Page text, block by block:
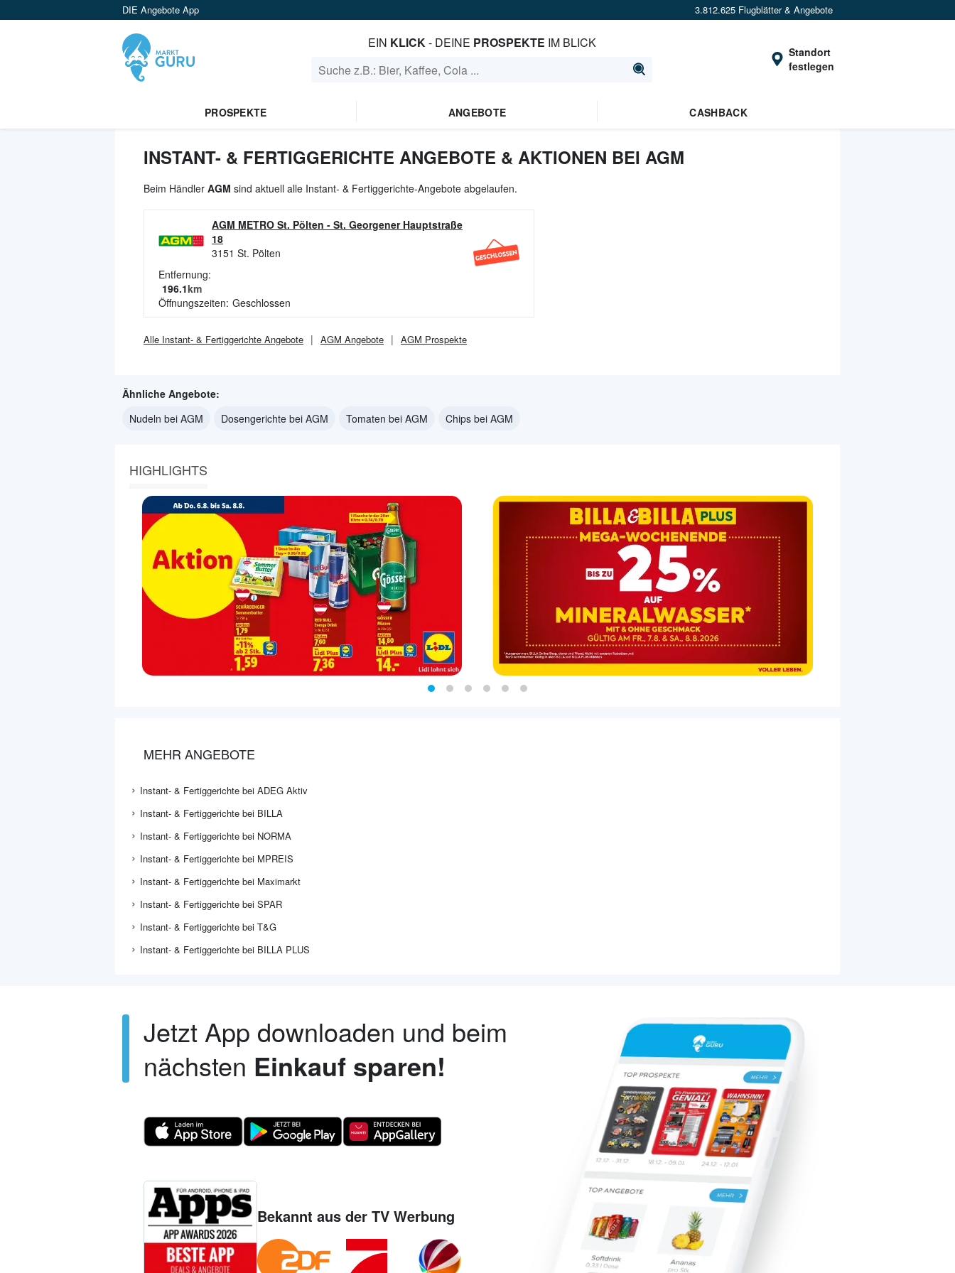
DIE Angebote App 3.812.625 Flugblätter & Angebote
EIN KLICK- DEINE PROSPEKTE IM BLICK
Standort
festlegen
PROSPEKTE ANGEBOTE CASHBACK
INSTANT- & FERTIGGERICHTE ANGEBOTE & AKTIONEN BEI AGM
Beim Händler AGM sind aktuell alle Instant- & Fertiggerichte-Angebote abgelaufen.
AGM METRO St. Pölten - St. Georgener Hauptstraße
18
3151 St. Pölten
Entfernung:
196.1km
Öffnungszeiten: Geschlossen
Alle Instant- & Fertiggerichte Angebote AGM Angebote AGM Prospekte
Ähnliche Angebote:
Nudeln bei AGM
Dosengerichte bei AGM Tomaten bei AGM Chips bei AGM
HIGHLIGHTS
MEHR ANGEBOTE
Instant- & Fertiggerichte bei ADEG Aktiv
Instant- & Fertiggerichte bei BILLA
Instant- & Fertiggerichte bei NORMA
Instant- & Fertiggerichte bei MPREIS
Instant- & Fertiggerichte bei Maximarkt
Instant- & Fertiggerichte bei SPAR
Instant- & Fertiggerichte bei T&G
Instant- & Fertiggerichte bei BILLA PLUS
Jetzt App downloaden und beim
nächsten Einkauf sparen!
Bekannt aus der TV Werbung